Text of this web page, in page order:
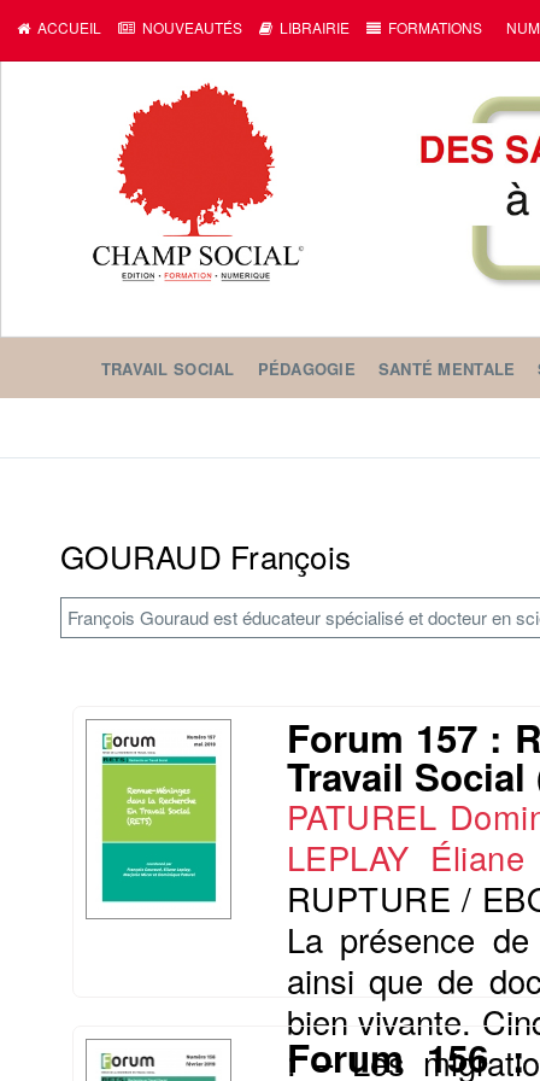
ACCUEIL NOUVEAUTÉS LIBRAIRIE FORMATIONS
TRAVAIL SOCIAL PÉDAGOGIE SANTÉ MENTALE
GOURAUD François
François Gouraud est éducateur spécialisé et docteur en
Forum 157 :
Travail Social
PATUREL
LEPLAY Éliane
RUPTURE /
La présence
ainsi que de
bien vivante.
: – Les
Forum 156 :